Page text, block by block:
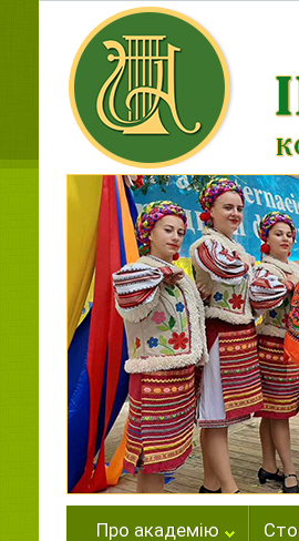
Про академію